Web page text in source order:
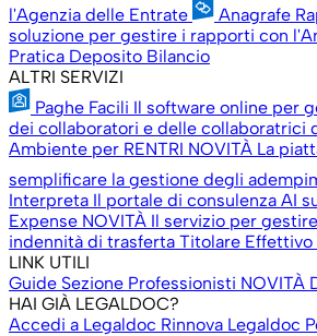
l'Agenzia delle Entrate
Anagrafe
soluzione per gestire i rapporti con
Pratica Deposito Bilancio
ALTRI SERVIZI
Paghe Facili Il software online per
dei collaboratori e delle collaboratrici
Ambiente per RENTRI NOVITÀ La
semplificare la gestione degli
Interpreta Il portale di consulenza AI
Expense NOVITÀ Il servizio per
indennità di trasferta Titolare Effettivo
LINK UTILI
Guide Sezione Professionisti NOVITÀ
HAI GIÀ LEGALDOC?
Accedi a Legaldoc Rinnova Legaldoc